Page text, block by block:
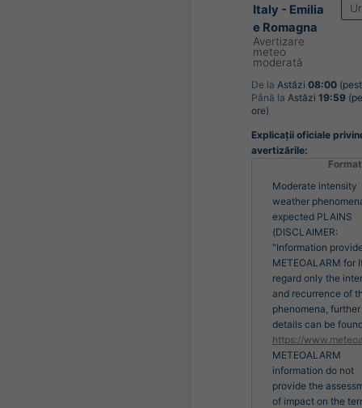
Italy - Emilia
e Romagna
Avertizare
meteo
moderată
De la Astăzi 08:00
Până la Astăzi 19:59
ore)
Explicații oficiale
avertizările:
Moderate intensity
weather
expected PLAINS
(DISCLAIMER:
"Information
METEOALARM for
regard only the
and recurrence of
phenomena, further
details can be
https://
METEOALARM
information do not
provide the
of impact on the